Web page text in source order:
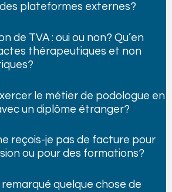
plateformes externes?
de TVA : oui ou non? Qu’en
thérapeutiques et non
le métier de podologue en
un diplôme étranger?
reçois-je pas de facture pour
ou pour des formations?
remarqué quelque chose de